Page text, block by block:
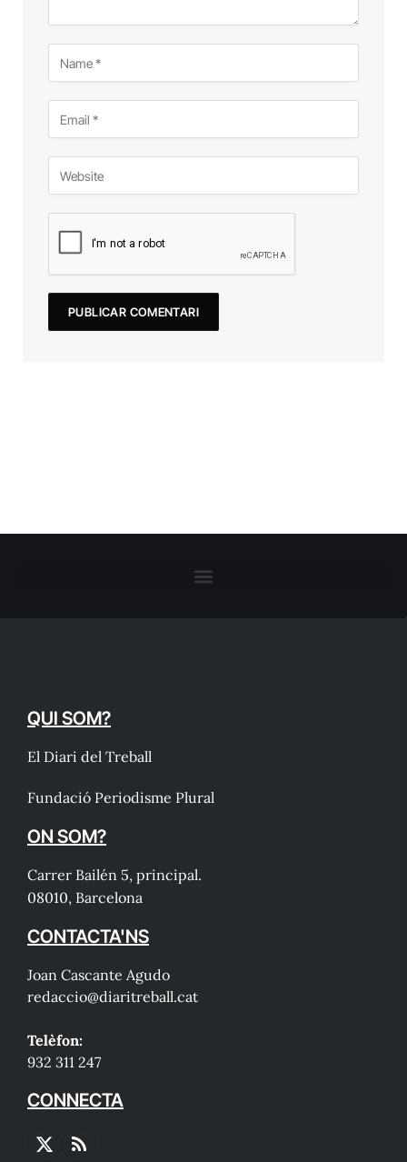
QUI SOM?
El Diari del Treball
Fundació Periodisme Plural
ON SOM?
Carrer Bailén 5, principal.
08010, Barcelona
CONTACTA'NS
Joan Cascante Agudo
redaccio@diaritreball.cat
Telèfon:
932 311 247
CONNECTA
X
RSS